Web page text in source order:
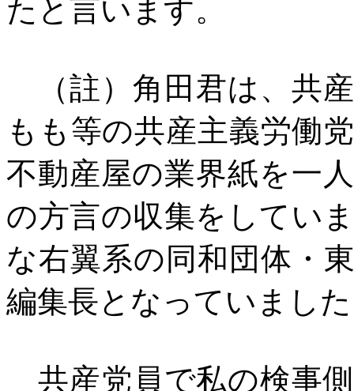
たと言います。
（註）角田君は、共
もも等の共産主義労働
不動産屋の業界紙を一
の方言の収集をしてい
な右翼系の同和団体・
編集長となっていまし
共産党員で私の検事